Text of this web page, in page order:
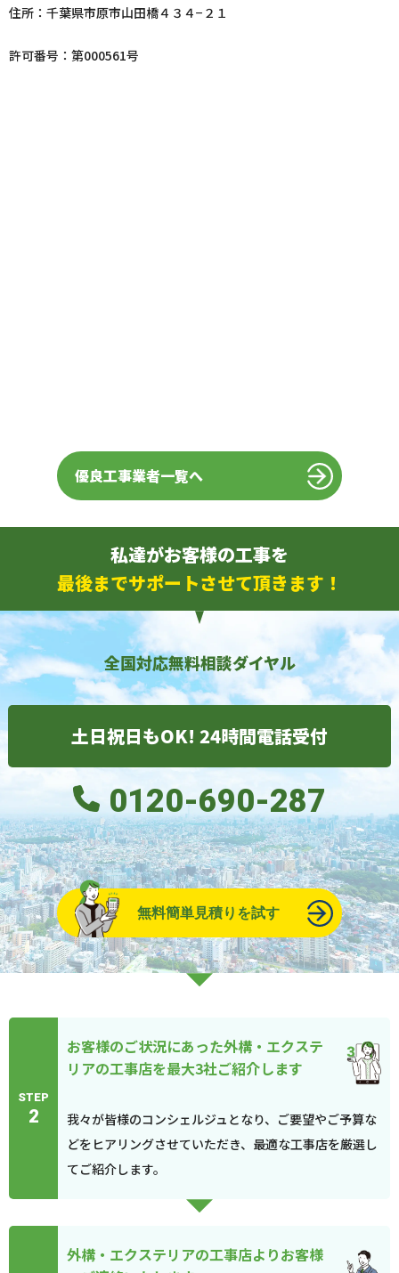
住所：千葉県市原市山田橋４３４−２１
許可番号：第000561号
優良工事業者一覧へ
私達がお客様の工事を
最後までサポートさせて頂きます！
全国対応無料相談ダイヤル
土日祝日もOK! 24時間電話受付
0120-690-287
無料簡単見積りを試す
STEP
2
お客様のご状況にあった外構・エクステ
リアの工事店を最大3社ご紹介します
我々が皆様のコンシェルジュとなり、ご要望やご予算な
どをヒアリングさせていただき、最適な工事店を厳選し
てご紹介します。
外構・エクステリアの工事店よりお客様